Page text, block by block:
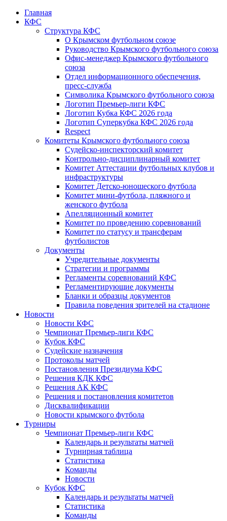
Главная
КФС
Структура КФС
О Крымском футбольном союзе
Руководство Крымского футбольного союза
Офис-менеджер Крымского футбольного
союза
Отдел информационного обеспечения,
пресс-служба
Символика Крымского футбольного союза
Логотип Премьер-лиги КФС
Логотип Кубка КФС 2026 года
Логотип Суперкубка КФС 2026 года
Respect
Комитеты Крымского футбольного союза
Судейско-инспекторский комитет
Контрольно-дисциплинарный комитет
Комитет Аттестации футбольных клубов и
инфраструктуры
Комитет Детско-юношеского футбола
Комитет мини-футбола, пляжного и
женского футбола
Апелляционный комитет
Комитет по проведению соревнований
Комитет по статусу и трансферам
футболистов
Документы
Учредительные документы
Стратегии и программы
Регламенты соревнований КФС
Регламентирующие документы
Бланки и образцы документов
Правила поведения зрителей на стадионе
Новости
Новости КФС
Чемпионат Премьер-лиги КФС
Кубок КФС
Судейские назначения
Протоколы матчей
Постановления Президиума КФС
Решения КДК КФС
Решения АК КФС
Решения и постановления комитетов
Дисквалификации
Новости крымского футбола
Турниры
Чемпионат Премьер-лиги КФС
Календарь и результаты матчей
Турнирная таблица
Статистика
Команды
Новости
Кубок КФС
Календарь и результаты матчей
Статистика
Команды